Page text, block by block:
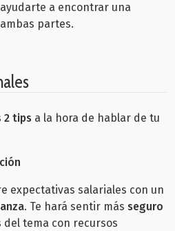
a encontrar una
partes.
2 tips a la hora de hablar de tu
expectativas salariales con un
. Te hará sentir más seguro
del tema con recursos